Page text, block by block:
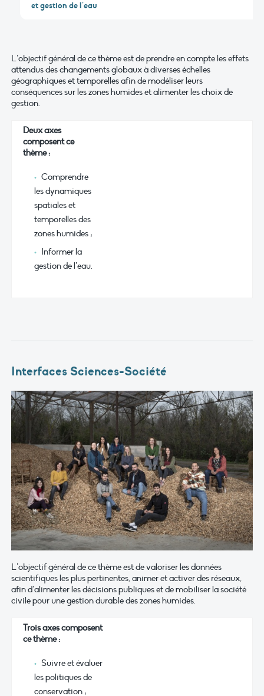
et gestion de l’eau
L’objectif général de ce thème est de prendre en compte les effets
attendus des changements globaux à diverses échelles
géographiques et temporelles afin de modéliser leurs
conséquences sur les zones humides et alimenter les choix de
gestion.
Deux axes
composent ce
thème :
Comprendre
les dynamiques
spatiales et
temporelles des
zones humides ;
Informer la
gestion de l’eau.
Interfaces Sciences-Société
L’objectif général de ce thème est de valoriser les données
scientifiques les plus pertinentes, animer et activer des réseaux,
afin d’alimenter les décisions publiques et de mobiliser la société
civile pour une gestion durable des zones humides.
Trois axes composent
ce thème :
Suivre et évaluer
les politiques de
conservation ;